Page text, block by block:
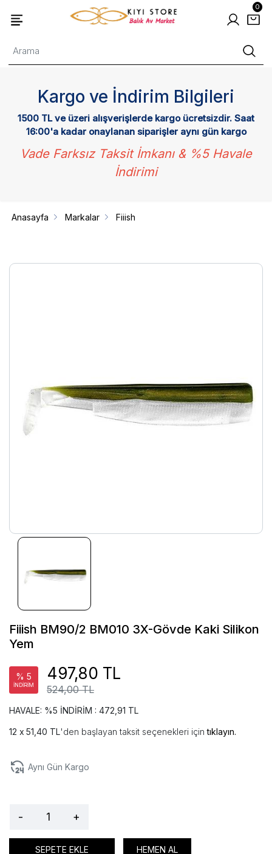
0
Kargo ve İndirim Bilgileri
1500 TL ve üzeri alışverişlerde kargo ücretsizdir. Saat
16:00'a kadar onaylanan siparişler aynı gün kargo
Vade Farksız Taksit İmkanı & %5 Havale
İndirimi
Anasayfa Markalar Fiiish
Fiiish BM90/2 BM010 3X-Gövde Kaki Silikon
Yem
% 5
İNDİRİM 524,00 TL
497,80 TL
HAVALE: %5 İNDİRİM : 472,91 TL
51,40 TL'den başlayan taksit seçenekleri içintıklayın.
Aynı Gün Kargo
- +
SEPETE EKLE HEMEN AL